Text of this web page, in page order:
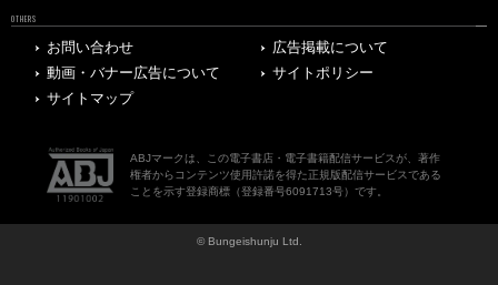
OTHERS
お問い合わせ
広告掲載について
動画・バナー広告について
サイトポリシー
サイトマップ
ABJマークは、この電子書店・電子書籍配信サービスが、著作
権者からコンテンツ使用許諾を得た正規版配信サービスである
ことを示す登録商標（登録番号6091713号）です。
© Bungeishunju Ltd.